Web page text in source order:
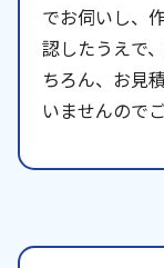
でお伺いし、
認したうえで
ちろん、お見
いませんので